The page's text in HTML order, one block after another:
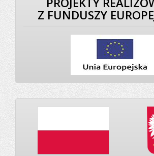
Z FUNDUSZY